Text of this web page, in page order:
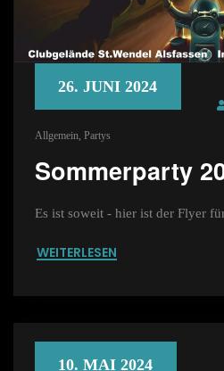
26. JUNI 2024
Allgemein, Partys
Sommerparty
Es ist soweit - hier ist der Flyer
WEITERLESEN
10. MAI 2024